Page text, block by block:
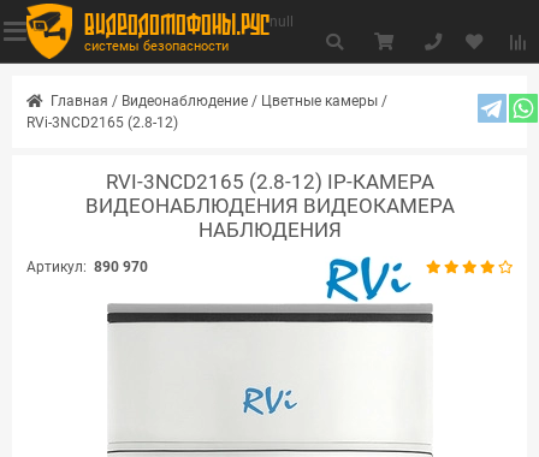
видеодомофоны.рус
системы безопасности
null
Главная / Видеонаблюдение / Цветные камеры /
RVi-3NCD2165 (2.8-12)
RVI-3NCD2165 (2.8-12) IP-КАМЕРА
ВИДЕОНАБЛЮДЕНИЯ ВИДЕОКАМЕРА
НАБЛЮДЕНИЯ
Артикул: 890 970